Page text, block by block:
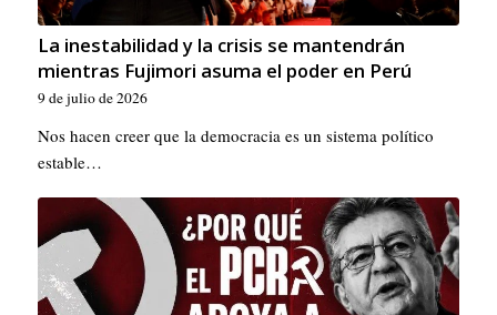
La inestabilidad y la crisis se mantendrán
mientras Fujimori asuma el poder en Perú
9 de julio de 2026
Nos hacen creer que la democracia es un sistema político
estable…